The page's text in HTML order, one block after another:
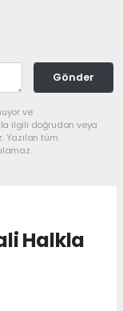
Gönder
ve
ilgili doğrudan veya
Yazılan tüm
Halkla